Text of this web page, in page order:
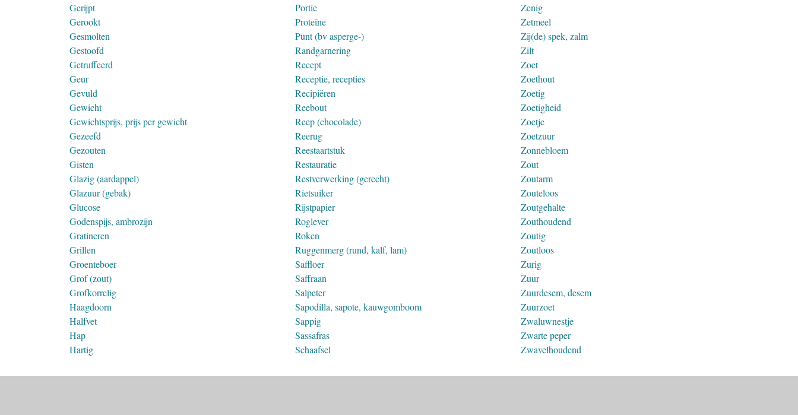
Gerijpt
Gerookt
Gesmolten
Gestoofd
Getruffeerd
Geur
Gevuld
Gewicht
Gewichtsprijs, prijs per gewicht
Gezeefd
Gezouten
Gisten
Glazig (aardappel)
Glazuur (gebak)
Glucose
Godenspijs, ambrozijn
Gratineren
Grillen
Groenteboer
Grof (zout)
Grofkorrelig
Haagdoorn
Halfvet
Hap
Hartig
Portie
Proteïne
Punt (bv asperge-)
Randgarnering
Recept
Receptie, recepties
Recipiëren
Reebout
Reep (chocolade)
Reerug
Reestaartstuk
Restauratie
Restverwerking (gerecht)
Rietsuiker
Rijstpapier
Roglever
Roken
Ruggenmerg (rund, kalf, lam)
Saffloer
Saffraan
Salpeter
Sapodilla, sapote, kauwgomboom
Sappig
Sassafras
Schaafsel
Zenig
Zetmeel
Zij(de) spek, zalm
Zilt
Zoet
Zoethout
Zoetig
Zoetigheid
Zoetje
Zoetzuur
Zonnebloem
Zout
Zoutarm
Zouteloos
Zoutgehalte
Zouthoudend
Zoutig
Zoutloos
Zurig
Zuur
Zuurdesem, desem
Zuurzoet
Zwaluwnestje
Zwarte peper
Zwavelhoudend